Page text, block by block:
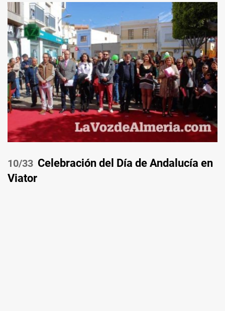
/33 Celebración del Día de Andalucía en
Viator